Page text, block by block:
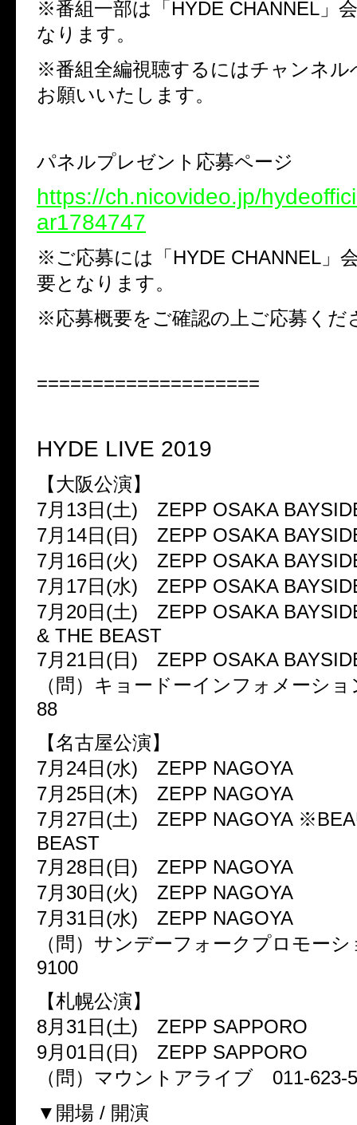
※番組一部は「 HYDE CHANNEL 」
なります。
※番組全編視聴するにはチャンネル
お願いいたします。
パネルプレゼント応募ページ
https://ch.nicovideo.jp/
ar1784747
※ご応募には「 HYDE CHANNEL 」
要となります。
※応募概要をご確認の上ご応募くだ
====================
HYDE LIVE 2019
【大阪公演】
7月 13日 (土)
ZEPP OSAKA
7月 14日 (日 )
ZEPP OSAKA
7月 16日 (火)
ZEPP OSAKA
7月 17日 (水)
ZEPP OSAKA
7月 20日 (土)
ZEPP OSAKA
& THE BEAST
7月 21日 (日 )
ZEPP OSAKA
（問）キョードーインフォメーショ
88
【名古屋公演】
7月 24日 (水)
ZEPP NAGOYA
7月 25日 (木)
ZEPP NAGOYA
7月 27日 (土) ZEPP NAGOYA ※
BEAST
7月 28日 (日 )
ZEPP NAGOYA
7月 30日 (火)
ZEPP NAGOYA
7月 31日 (水)
ZEPP NAGOYA
（問）サンデーフォークプロモーシ
9100
【札幌公演】
8月 31日 (土)
ZEPP SAPPORO
9月 01日 (日 )
ZEPP SAPPORO
（問）マウントアライブ 011-623-
▼ 開場 / 開演